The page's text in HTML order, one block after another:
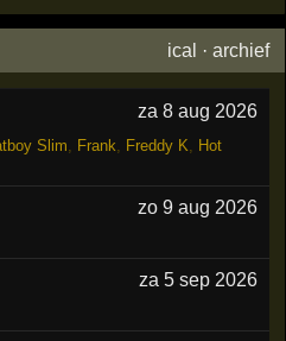
ical ·archief
za 8 aug 2026
Slim Frank Freddy K
Hot
zo 9 aug 2026
za 5 sep 2026